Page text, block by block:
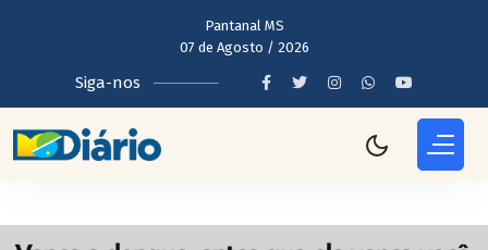
Pantanal MS
07 de Agosto / 2026
Siga-nos